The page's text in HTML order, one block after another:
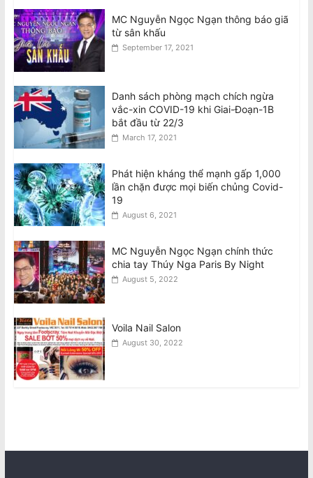
MC Nguyễn Ngọc Ngạn thông báo giã
từ sân khấu
September 17, 2021
Danh sách phòng mạch chích ngừa
vắc-xin COVID-19 khi Giai-Đoạn-1B
bắt đầu từ 22/3
March 17, 2021
Phát hiện kháng thể mạnh gấp 1,000
lần chặn được mọi biến chủng Covid-
19
August 6, 2021
MC Nguyễn Ngọc Ngạn chính thức
chia tay Thúy Nga Paris By Night
August 5, 2022
Voila Nail Salon
August 30, 2022